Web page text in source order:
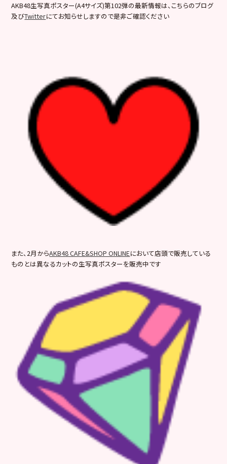
AKB48生写真ポスター(A4サイズ)第102弾の最新情報は、こちらのブログ
及びTwitterにてお知らせしますので是非ご確認ください
また、2月からAKB48 CAFE&SHOP ONLINEにおいて店頭で販売している
ものとは異なるカットの生写真ポスターを販売中です